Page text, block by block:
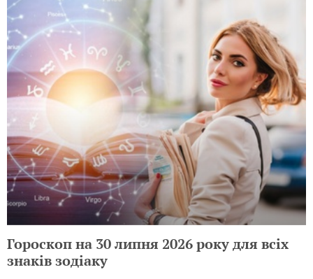
Гороскоп на 30 липня 2026 року для всіх
знаків зодіаку